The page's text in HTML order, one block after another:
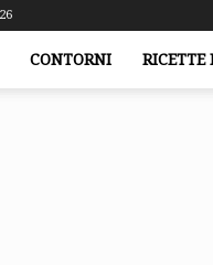
CONTORNI RICETTE